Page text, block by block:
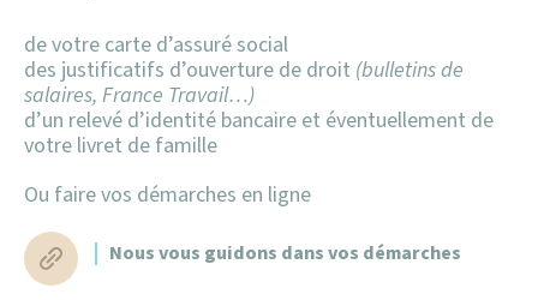
de votre carte d’assuré social
des justificatifs d’ouverture de droit (bulletins de
salaires, France Travail…)
d’un relevé d’identité bancaire et éventuellement de
votre livret de famille
Ou faire vos démarches en ligne
Nous vous guidons dans vos démarches